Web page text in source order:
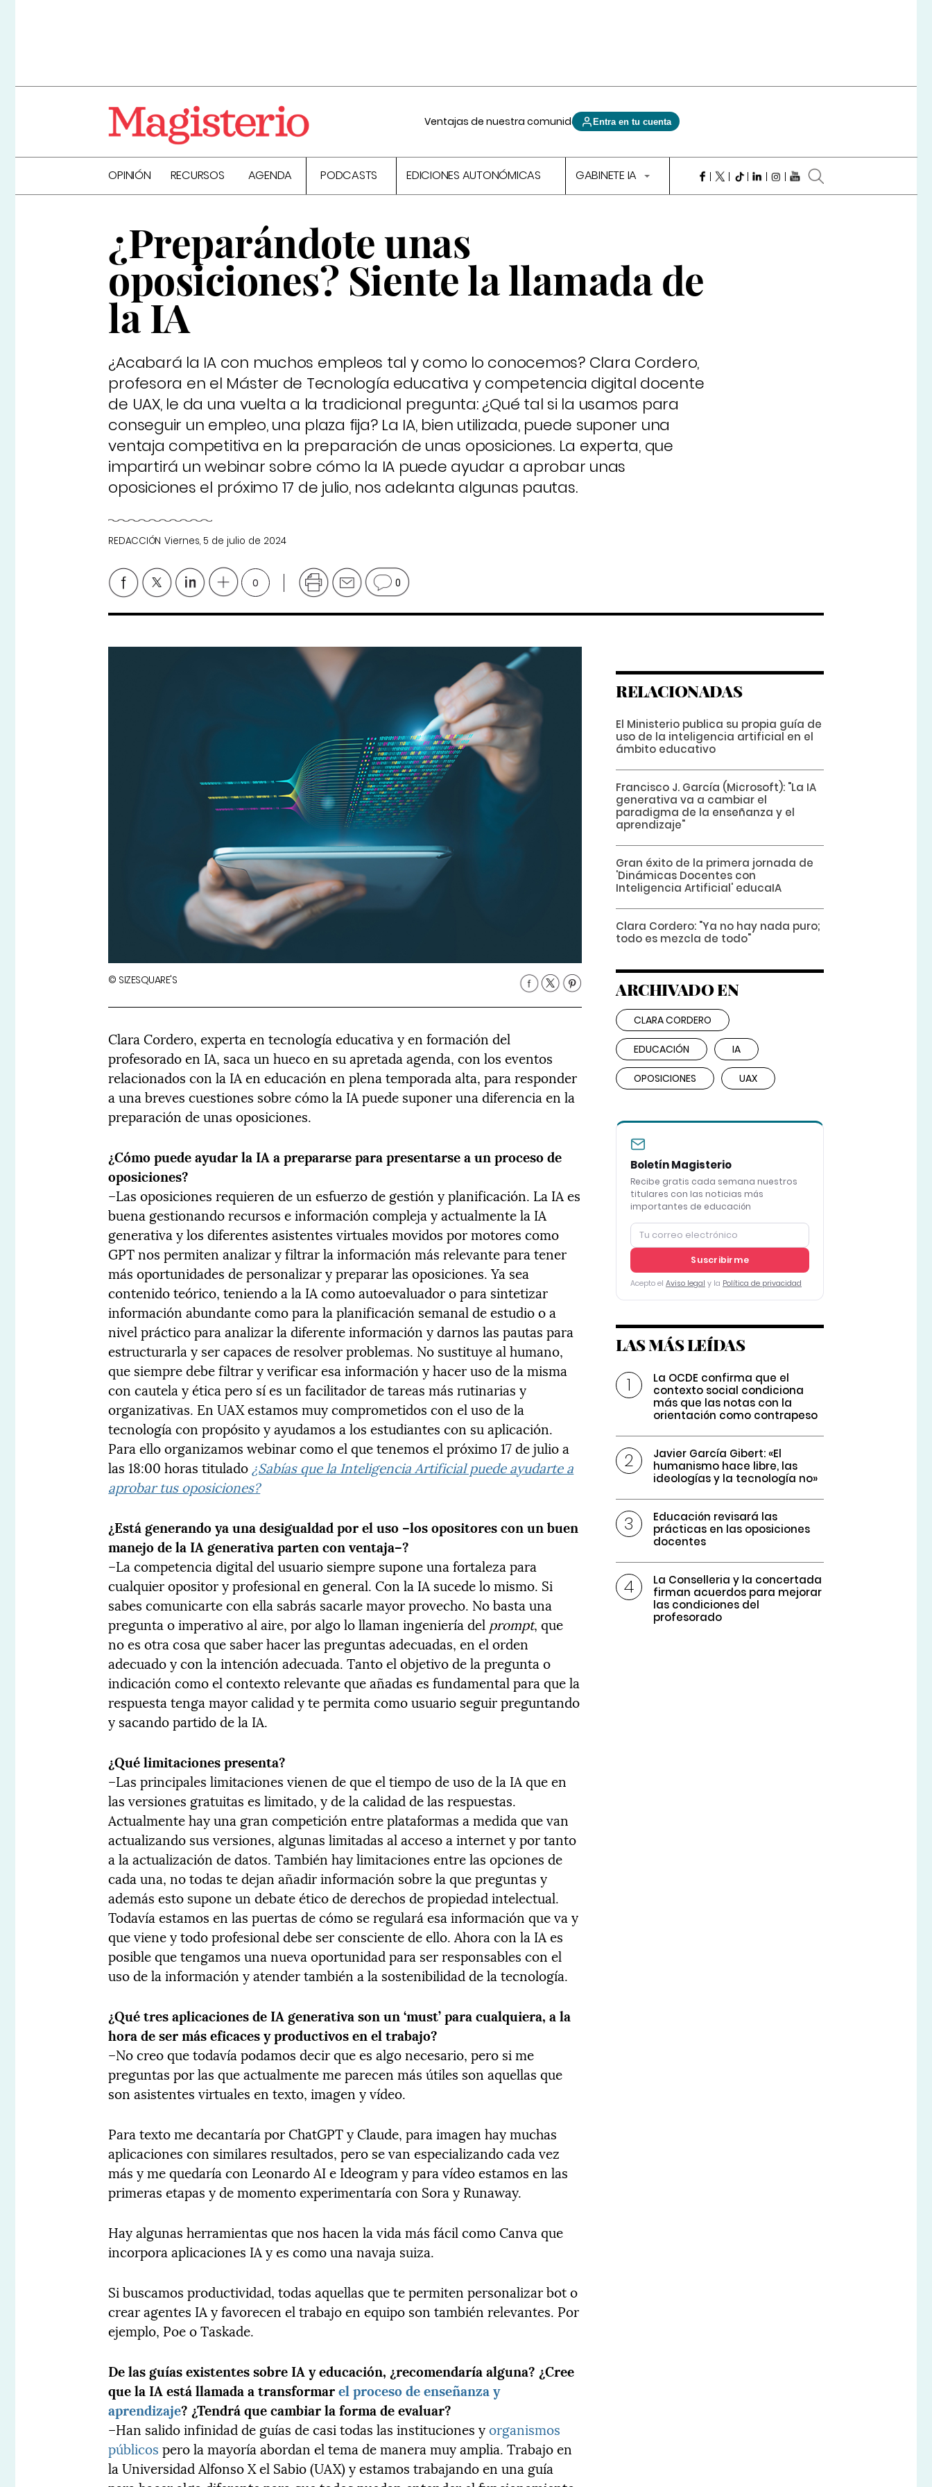
Ventajas de nuestra comunidad Entra en tu cuenta
OPINIÓN RECURSOS AGENDA PODCASTS EDICIONES AUTONÓMICAS GABINETE IA
¿Preparándote unas
oposiciones? Siente la llamada de
la IA
¿Acabará la IA con muchos empleos tal y como lo conocemos? Clara Cordero,
profesora en el Máster de Tecnología educativa y competencia digital docente
de UAX, le da una vuelta a la tradicional pregunta: ¿Qué tal si la usamos para
conseguir un empleo, una plaza fija? La IA, bien utilizada, puede suponer una
ventaja competitiva en la preparación de unas oposiciones. La experta, que
impartirá un webinar sobre cómo la IA puede ayudar a aprobar unas
oposiciones el próximo 17 de julio, nos adelanta algunas pautas.
REDACCIÓN Viernes, 5 de julio de 2024
0 0
© SIZESQUARE'S
Clara Cordero, experta en tecnología educativa y en formación del
profesorado en IA, saca un hueco en su apretada agenda, con los eventos
relacionados con la IA en educación en plena temporada alta, para responder
a una breves cuestiones sobre cómo la IA puede suponer una diferencia en la
preparación de unas oposiciones.
¿Cómo puede ayudar la IA a prepararse para presentarse a un proceso de
oposiciones?
–Las oposiciones requieren de un esfuerzo de gestión y planificación. La IA es
buena gestionando recursos e información compleja y actualmente la IA
generativa y los diferentes asistentes virtuales movidos por motores como
GPT nos permiten analizar y filtrar la información más relevante para tener
más oportunidades de personalizar y preparar las oposiciones. Ya sea
contenido teórico, teniendo a la IA como autoevaluador o para sintetizar
información abundante como para la planificación semanal de estudio o a
nivel práctico para analizar la diferente información y darnos las pautas para
estructurarla y ser capaces de resolver problemas. No sustituye al humano,
que siempre debe filtrar y verificar esa información y hacer uso de la misma
con cautela y ética pero sí es un facilitador de tareas más rutinarias y
organizativas. En UAX estamos muy comprometidos con el uso de la
tecnología con propósito y ayudamos a los estudiantes con su aplicación.
Para ello organizamos webinar como el que tenemos el próximo 17 de julio a
las 18:00 horas titulado ¿Sabías que la Inteligencia Artificial puede ayudarte a
aprobar tus oposiciones?
¿Está generando ya una desigualdad por el uso –los opositores con un buen
manejo de la IA generativa parten con ventaja–?
–La competencia digital del usuario siempre supone una fortaleza para
cualquier opositor y profesional en general. Con la IA sucede lo mismo. Si
sabes comunicarte con ella sabrás sacarle mayor provecho. No basta una
pregunta o imperativo al aire, por algo lo llaman ingeniería del prompt, que
no es otra cosa que saber hacer las preguntas adecuadas, en el orden
adecuado y con la intención adecuada. Tanto el objetivo de la pregunta o
indicación como el contexto relevante que añadas es fundamental para que la
respuesta tenga mayor calidad y te permita como usuario seguir preguntando
y sacando partido de la IA.
¿Qué limitaciones presenta?
–Las principales limitaciones vienen de que el tiempo de uso de la IA que en
las versiones gratuitas es limitado, y de la calidad de las respuestas.
Actualmente hay una gran competición entre plataformas a medida que van
actualizando sus versiones, algunas limitadas al acceso a internet y por tanto
a la actualización de datos. También hay limitaciones entre las opciones de
cada una, no todas te dejan añadir información sobre la que preguntas y
además esto supone un debate ético de derechos de propiedad intelectual.
Todavía estamos en las puertas de cómo se regulará esa información que va y
que viene y todo profesional debe ser consciente de ello. Ahora con la IA es
posible que tengamos una nueva oportunidad para ser responsables con el
uso de la información y atender también a la sostenibilidad de la tecnología.
¿Qué tres aplicaciones de IA generativa son un ‘must’ para cualquiera, a la
hora de ser más eficaces y productivos en el trabajo?
–No creo que todavía podamos decir que es algo necesario, pero si me
preguntas por las que actualmente me parecen más útiles son aquellas que
son asistentes virtuales en texto, imagen y vídeo.
Para texto me decantaría por ChatGPT y Claude, para imagen hay muchas
aplicaciones con similares resultados, pero se van especializando cada vez
más y me quedaría con Leonardo AI e Ideogram y para vídeo estamos en las
primeras etapas y de momento experimentaría con Sora y Runaway.
Hay algunas herramientas que nos hacen la vida más fácil como Canva que
incorpora aplicaciones IA y es como una navaja suiza.
Si buscamos productividad, todas aquellas que te permiten personalizar bot o
crear agentes IA y favorecen el trabajo en equipo son también relevantes. Por
ejemplo, Poe o Taskade.
De las guías existentes sobre IA y educación, ¿recomendaría alguna? ¿Cree
que la IA está llamada a transformarel proceso de enseñanza y
aprendizaje? ¿Tendrá que cambiar la forma de evaluar?
–Han salido infinidad de guías de casi todas las instituciones yorganismos
públicos pero la mayoría abordan el tema de manera muy amplia. Trabajo en
la Universidad Alfonso X el Sabio (UAX) y estamos trabajando en una guía
RELACIONADAS
El Ministerio publica su propia guía de
uso de la inteligencia artificial en el
ámbito educativo
Francisco J. García (Microsoft): "La IA
generativa va a cambiar el
paradigma de la enseñanza y el
aprendizaje"
Gran éxito de la primera jornada de
'Dinámicas Docentes con
Inteligencia Artificial' educaIA
Clara Cordero: "Ya no hay nada puro;
todo es mezcla de todo"
ARCHIVADO EN
CLARA CORDERO
EDUCACIÓN IA
OPOSICIONES UAX
Boletín Magisterio
Recibe gratis cada semana nuestros
titulares con las noticias más
importantes de educación
Suscribirme
Acepto el Aviso legal y la Política de privacidad
LAS MÁS LEÍDAS
La OCDE confirma que el
contexto social condiciona
más que las notas con la
orientación como contrapeso
Javier García Gibert: «El
humanismo hace libre, las
ideologías y la tecnología no»
Educación revisará las
prácticas en las oposiciones
docentes
La Conselleria y la concertada
firman acuerdos para mejorar
las condiciones del
profesorado